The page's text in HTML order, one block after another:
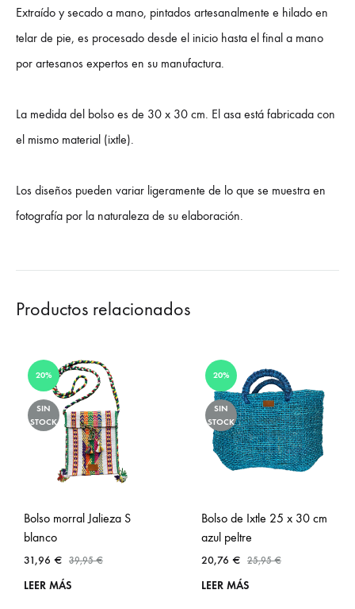
Extraído y secado a mano, pintados artesanalmente e hilado en
telar de pie, es procesado desde el inicio hasta el final a mano
por artesanos expertos en su manufactura.
La medida del bolso es de 30 x 30 cm. El asa está fabricada con
el mismo material (ixtle).
Los diseños pueden variar ligeramente de lo que se muestra en
fotografía por la naturaleza de su elaboración.
Productos relacionados
20%
SIN
STOCK
Bolso morral Jalieza S
blanco
31,96 € 39,95€
LEER MÁS
20%
SIN
STOCK
Bolso de Ixtle 25 x 30 cm
azul peltre
20,76 € 25,95€
LEER MÁS